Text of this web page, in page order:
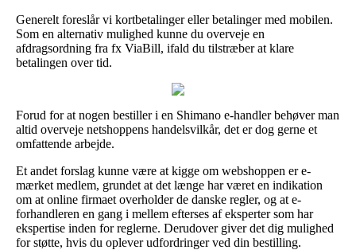
Generelt foreslår vi kortbetalinger eller betalinger med mobilen.
Som en alternativ mulighed kunne du overveje en
afdragsordning fra fx ViaBill, ifald du tilstræber at klare
betalingen over tid.
Forud for at nogen bestiller i en Shimano e-handler behøver man
altid overveje netshoppens handelsvilkår, det er dog gerne et
omfattende arbejde.
Et andet forslag kunne være at kigge om webshoppen er e-
mærket medlem, grundet at det længe har været en indikation
om at online firmaet overholder de danske regler, og at e-
forhandleren en gang i mellem efterses af eksperter som har
ekspertise inden for reglerne. Derudover giver det dig mulighed
for støtte, hvis du oplever udfordringer ved din bestilling.